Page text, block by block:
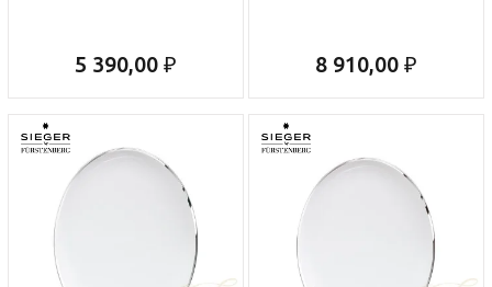
5 390,00 ₽ 8 910,00 ₽